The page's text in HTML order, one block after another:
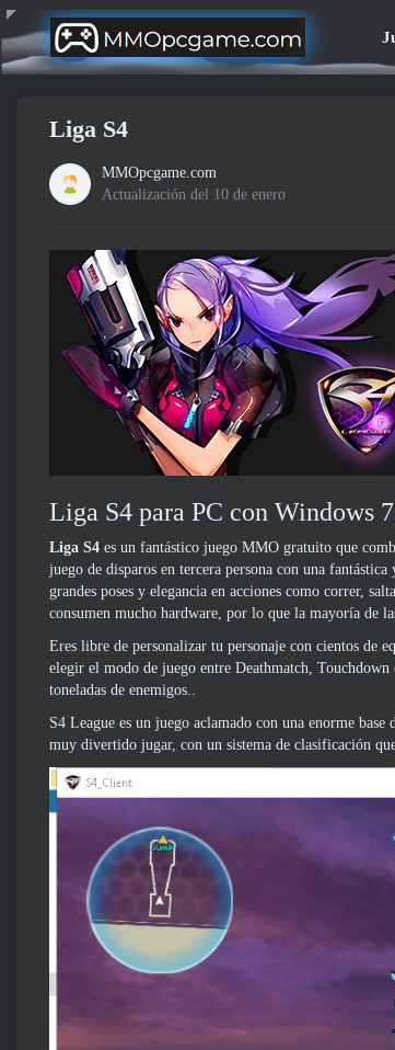
Liga S4
MMOpcgame.com
Actualización del 10 de enero
Liga S4 para PC con Windows
Liga S4 es un fantástico juego MMO gratuito que
juego de disparos en tercera persona con una
grandes poses y elegancia en acciones como correr,
consumen mucho hardware, por lo que la mayoría de
Eres libre de personalizar tu personaje con cientos de
elegir el modo de juego entre Deathmatch,
toneladas de enemigos..
S4 League es un juego aclamado con una enorme
muy divertido jugar, con un sistema de clasificación